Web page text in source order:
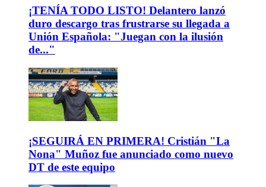
¡TENÍA TODO LISTO! Delantero lanzó
duro descargo tras frustrarse su llegada a
Unión Española: "Juegan con la ilusión
de..."
¡SEGUIRÁ EN PRIMERA! Cristián "La
Nona" Muñoz fue anunciado como nuevo
DT de este equipo